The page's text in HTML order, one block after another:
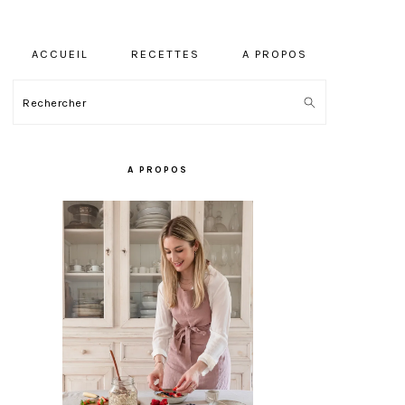
ACCUEIL RECETTES A PROPOS
Rechercher
A PROPOS